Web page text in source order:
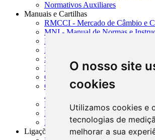
O nosso site
cookies
Utilizamos cookies e
tecnologias de
melhorar a sua
Normativos Auxiliares
Manuais e Cartilhas
RMCCI - Mercado de Câmbio e
MNI - Manual de Normas e
MTVM - Manual de Títulos e
MCR - Manual de Crédito Rural
SISORF - Manual de Organização
MASUP - Manual de Supervisão
CADOC - Catálogo de
CNAE-CONCLA - Classificação
Atividades Econômicas
PMF - Cartilhas do BCB
Manuais Auxiliares do BCB e
Resenhas Diárias Governamentais
Ligações Externas